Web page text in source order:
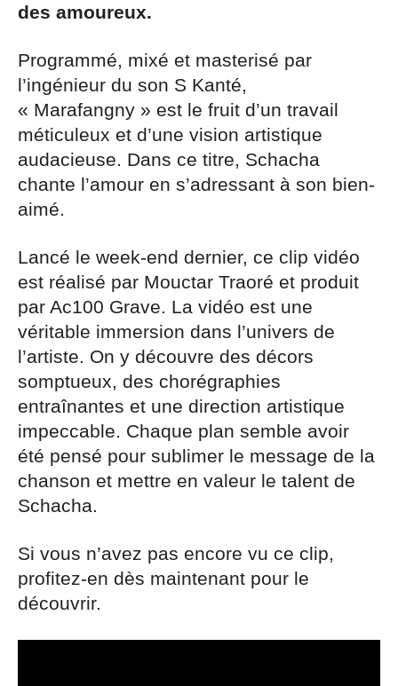
des amoureux.
Programmé, mixé et masterisé par
l’ingénieur du son S Kanté,
« Marafangny » est le fruit d’un travail
méticuleux et d’une vision artistique
audacieuse. Dans ce titre, Schacha
chante l’amour en s’adressant à son bien-
aimé.
Lancé le week-end dernier, ce clip vidéo
est réalisé par Mouctar Traoré et produit
par Ac100 Grave. La vidéo est une
véritable immersion dans l’univers de
l’artiste. On y découvre des décors
somptueux, des chorégraphies
entraînantes et une direction artistique
impeccable. Chaque plan semble avoir
été pensé pour sublimer le message de la
chanson et mettre en valeur le talent de
Schacha.
Si vous n’avez pas encore vu ce clip,
profitez-en dès maintenant pour le
découvrir.